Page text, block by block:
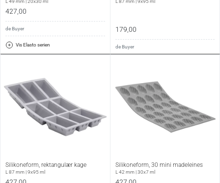
L 49 mm | 20x30 ml
427,00
de Buyer
Vis Elasto serien
L 87 mm | 9x95 ml
179,00
de Buyer
Silikoneform, rektangulær kage
L 87 mm | 9x95 ml
Silikoneform, 30 mini madeleines
L 42 mm | 30x7 ml